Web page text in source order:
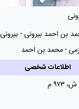
بن احمد بیرونی بیرونی
محمد بن احمد
اطلاعات شخصی